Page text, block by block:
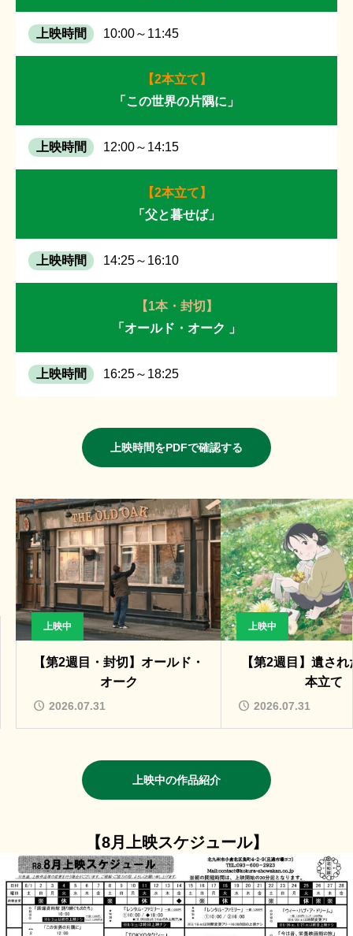
10:00～11:45
【2本立て】
「この世界の片隅に」
12:00～14:15
【2本立て】
「父と暮せば」
14:25～16:10
【1本・封切】
「オールド・オーク 」
16:25～18:25
上映時間をPDFで確認する
上映中
【第2週目・封切】オールド・
オーク
2026.07.31
上映中
【第2週目】遺さ
本立て
2026.07.31
上映中の作品紹介
【8月上映スケジュール】